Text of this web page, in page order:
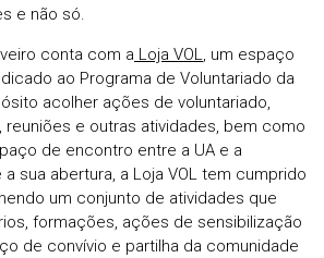
e não só.
conta com a Loja VOL, um espaço
ao Programa de Voluntariado da
acolher ações de voluntariado,
e outras atividades, bem como
de encontro entre a UA e a
sua abertura, a Loja VOL tem cumprido
um conjunto de atividades que
formações, ações de sensibilização
de convívio e partilha da comunidade